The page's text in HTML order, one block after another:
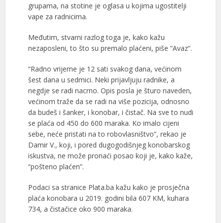
grupama, na stotine je oglasa u kojima ugostitelji
vape za radnicima.
Međutim, stvarni razlog toga je, kako kažu
nezaposleni, to što su premalo plaćeni, piše “Avaz“.
“Radno vrijeme je 12 sati svakog dana, većinom
šest dana u sedmici. Neki prijavljuju radnike, a
negdje se radi nacrno. Opis posla je šturo naveden,
većinom traže da se radi na više pozicija, odnosno
da budeš i šanker, i konobar, i čistač. Na sve to nudi
se plaća od 450 do 600 maraka. Ko imalo cijeni
sebe, neće pristati na to robovlasništvo”, rekao je
Damir V., koji, i pored dugogodišnjeg konobarskog
iskustva, ne može pronaći posao koji je, kako kaže,
“pošteno plaćen”.
Podaci sa stranice Plata.ba kažu kako je prosječna
plaća konobara u 2019. godini bila 607 KM, kuhara
734, a čistačice oko 900 maraka.